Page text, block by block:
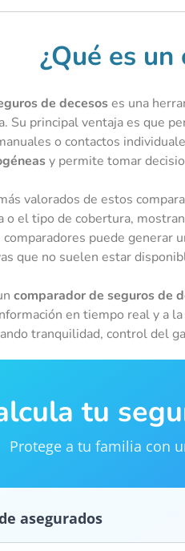
¿Qué es
de decesoses una
Su principal ventaja es que
o contactos
y permite tomar
valorados de estos
o el tipo de cobertura,
puede generar
que no suelen estar
comparador de seguros de
en tiempo real y a
tranquilidad, control del
tu
Protege a tu familia con
asegurados